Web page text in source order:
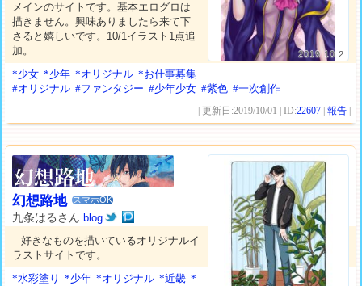
2019.10.2
メインのサイトです。基本エログロは
描きません。興味ありましたら来て下
さると嬉しいです。10/1イラスト1点追
加。
*少女 *少年 *オリジナル *お仕事募集
#オリジナル #ファンタジー #少年少女 #紫色 #一次創作
| 更新日:2019/10/01 | ID:22607 |報告
幻想路地 スマホOK
九条はるさんblog
好きなものを描いているオリジナルイ
ラストサイトです。
*水彩塗り
*少年 *オリジナル *近畿 *